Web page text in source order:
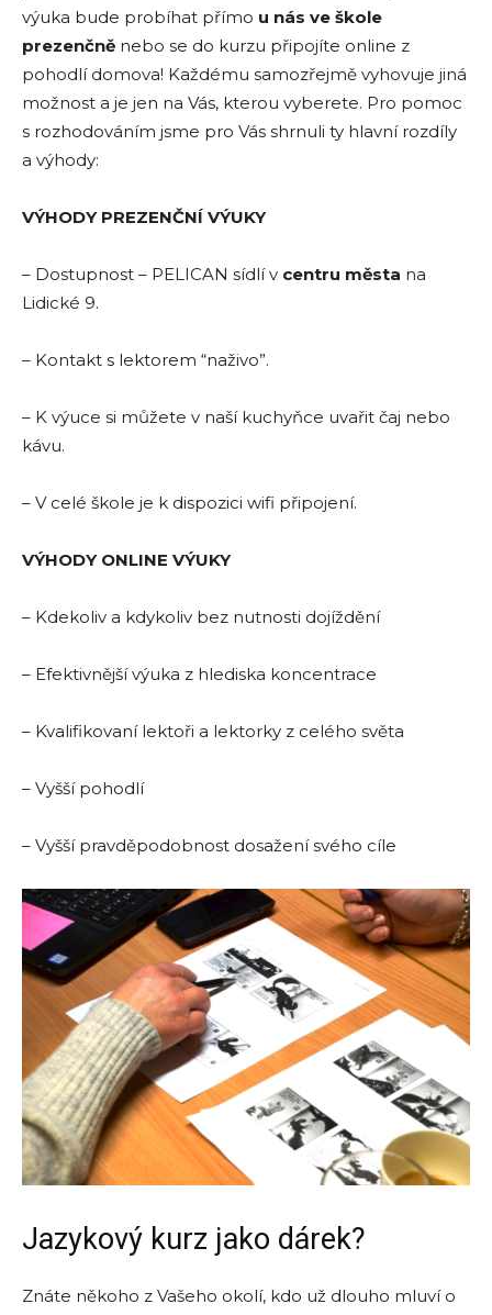
výuka bude probíhat přímo u nás ve škole
prezenčně nebo se do kurzu připojíte online z
pohodlí domova! Každému samozřejmě vyhovuje jiná
možnost a je jen na Vás, kterou vyberete. Pro pomoc
s rozhodováním jsme pro Vás shrnuli ty hlavní rozdíly
a výhody:
VÝHODY PREZENČNÍ VÝUKY
– Dostupnost – PELICAN sídlí v centru města na
Lidické 9.
– Kontakt s lektorem “naživo”.
– K výuce si můžete v naší kuchyňce uvařit čaj nebo
kávu.
– V celé škole je k dispozici wifi připojení.
VÝHODY ONLINE VÝUKY
– Kdekoliv a kdykoliv bez nutnosti dojíždění
– Efektivnější výuka z hlediska koncentrace
– Kvalifikovaní lektoři a lektorky z celého světa
– Vyšší pohodlí
– Vyšší pravděpodobnost dosažení svého cíle
Jazykový kurz jako dárek?
Znáte někoho z Vašeho okolí, kdo už dlouho mluví o